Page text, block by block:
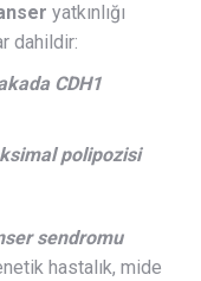
yatkınlığı
dahildir:
CDH1
polipozisi
sendromu
hastalık, mide